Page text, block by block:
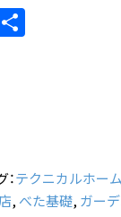
テクニカルホーム
, べた基礎, ガー